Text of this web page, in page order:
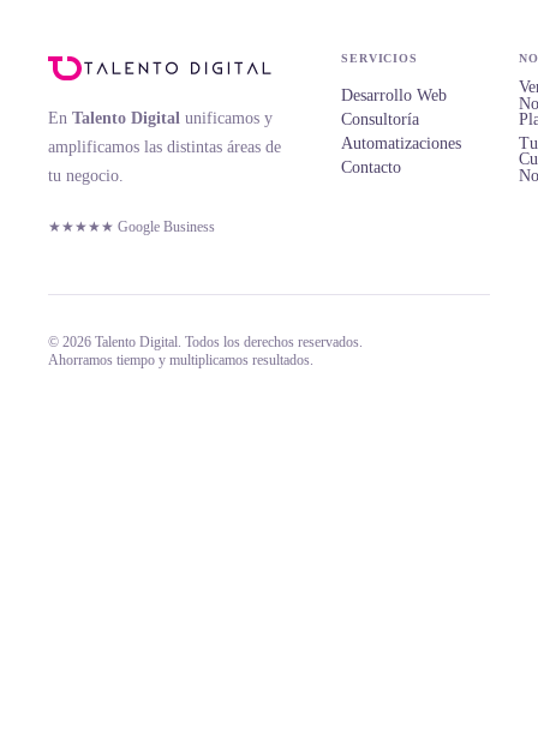
En Talento Digital unificamos y
amplificamos las distintas áreas de
tu negocio.
★★★★★ Google Business
SERVICIOS
Desarrollo Web
Consultoría
Automatizaciones
Contacto
© 2026 Talento Digital. Todos los derechos reservados.
Ahorramos tiempo y multiplicamos resultados.